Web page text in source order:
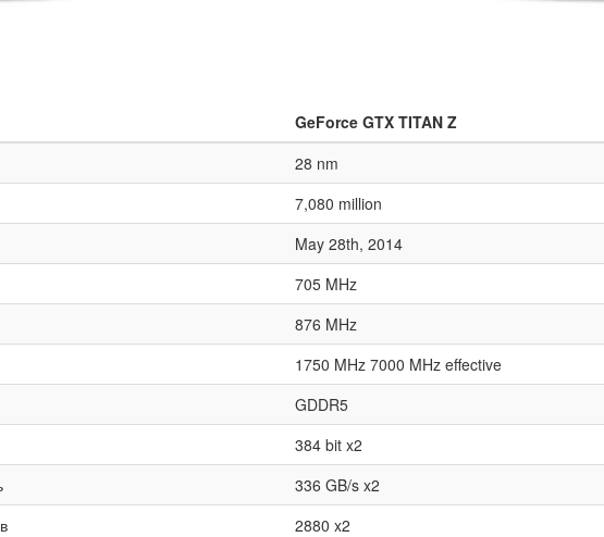
GeForce GTX TITAN Z
28 nm
7,080 million
May 28th, 2014
705 MHz
876 MHz
1750 MHz 7000 MHz effective
GDDR5
384 bit x2
336 GB/s x2
2880 x2